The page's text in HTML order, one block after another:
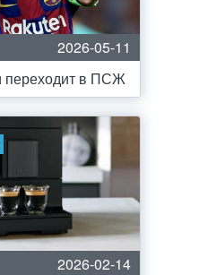
2026-05-11
переходит в ПСЖ
2026-02-14